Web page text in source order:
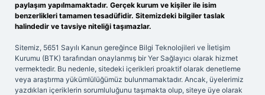
paylaşım yapılmamaktadır. Gerçek kurum ve kişiler ile isim
benzerlikleri tamamen tesadüfidir. Sitemizdeki bilgiler taslak
halindedir ve tavsiye niteliği taşımazlar.
Sitemiz, 5651 Sayılı Kanun gereğince Bilgi Teknolojileri ve İletişim
Kurumu (BTK) tarafından onaylanmış bir Yer Sağlayıcı olarak hizmet
vermektedir. Bu nedenle, sitedeki içerikleri proaktif olarak denetleme
veya araştırma yükümlülüğümüz bulunmamaktadır. Ancak, üyelerimiz
yazdıkları içeriklerin sorumluluğunu taşımakta olup, siteye üye olarak